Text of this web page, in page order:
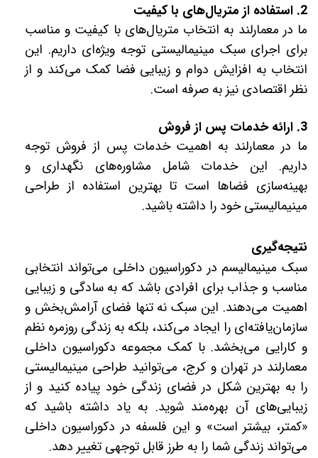
2. استفاده از متریال‌های با کیفیت
ما در معمارلند به انتخاب متریال‌های با کیفیت و مناسب
برای اجرای سبک مینیمالیستی توجه ویژه‌ای داریم. این
انتخاب به افزایش دوام و زیبایی فضا کمک می‌کند و از
نظر اقتصادی نیز به صرفه است.
3. ارائه خدمات پس از فروش
ما در معمارلند به اهمیت خدمات پس از فروش توجه
داریم. این خدمات شامل مشاوره‌های نگهداری و
بهینه‌سازی فضاها است تا بهترین استفاده از طراحی
مینیمالیستی خود را داشته باشید.
نتیجه‌گیری
سبک مینیمالیسم در دکوراسیون داخلی می‌تواند انتخابی
مناسب و جذاب برای افرادی باشد که به سادگی و زیبایی
اهمیت می‌دهند. این سبک نه تنها فضای آرامش‌بخش و
سازمان‌یافته‌ای را ایجاد می‌کند، بلکه به زندگی روزمره نظم
و کارایی می‌بخشد. با کمک مجموعه دکوراسیون داخلی
معمارلند در تهران و کرج، می‌توانید طراحی مینیمالیستی
را به بهترین شکل در فضای زندگی خود پیاده کنید و از
زیبایی‌های آن بهره‌مند شوید. به یاد داشته باشید که
«کمتر، بیشتر است» و این فلسفه در دکوراسیون داخلی
می‌تواند زندگی شما را به طرز قابل توجهی تغییر دهد.